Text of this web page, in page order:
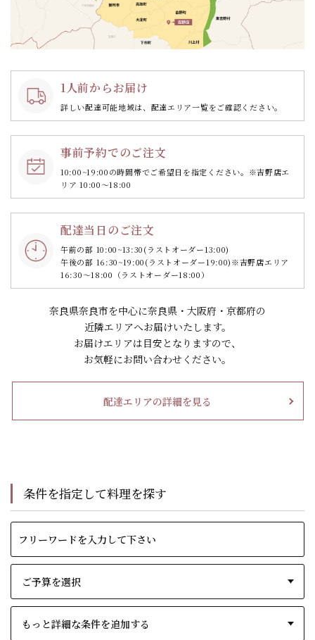
1人前からお届け
詳しい配達可能地域は、配達エリア一覧をご確認ください。
事前予約でのご注文
10:00~19:00の時間帯でご希望日を指定ください。 ※吉野店エ
リア 10:00～18:00
配達当日のご注文
午前の部 10:00~13:30(ラストオーダー13:00)
午後の部 16:30~19:00(ラストオーダー19:00)※吉野店エリア
16:30～18:00（ラストオーダー18:00）
奈良県奈良市を中心に奈良県・大阪府・京都府の
近隣エリアへお届けいたします。
お届けエリアは目安となりますので、
お気軽にお問い合わせください。
配達エリアの詳細を見る
条件を指定して料理を探す
もっと詳細な条件を追加する